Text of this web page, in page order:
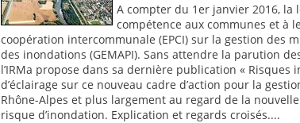
A compter du 1er janvier 2016, la
compétence aux communes et à
coopération intercommunale (EPCI) sur la gestion des
des inondations (GEMAPI). Sans attendre la parution
l’IRMa propose dans sa dernière publication « Risques
d’éclairage sur ce nouveau cadre d’action pour la
Rhône-Alpes et plus largement au regard de la
risque d’inondation. Explication et regards croisés....